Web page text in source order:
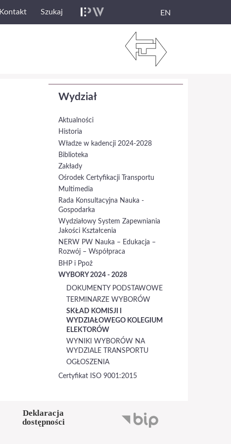
Kontakt Szukaj EN
Wydział
Aktualności
Historia
Władze w kadencji 2024-2028
Biblioteka
Zakłady
Ośrodek Certyfikacji Transportu
Multimedia
Rada Konsultacyjna Nauka -
Gospodarka
Wydziałowy System Zapewniania
Jakości Kształcenia
NERW PW Nauka – Edukacja –
Rozwój – Współpraca
BHP i Ppoż
WYBORY 2024 - 2028
DOKUMENTY PODSTAWOWE
TERMINARZE WYBORÓW
SKŁAD KOMISJI I
WYDZIAŁOWEGO KOLEGIUM
ELEKTORÓW
WYNIKI WYBORÓW NA
WYDZIALE TRANSPORTU
OGŁOSZENIA
Certyfikat ISO 9001:2015
Deklaracja
dostępności